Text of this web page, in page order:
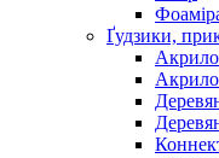
Ґудзики,